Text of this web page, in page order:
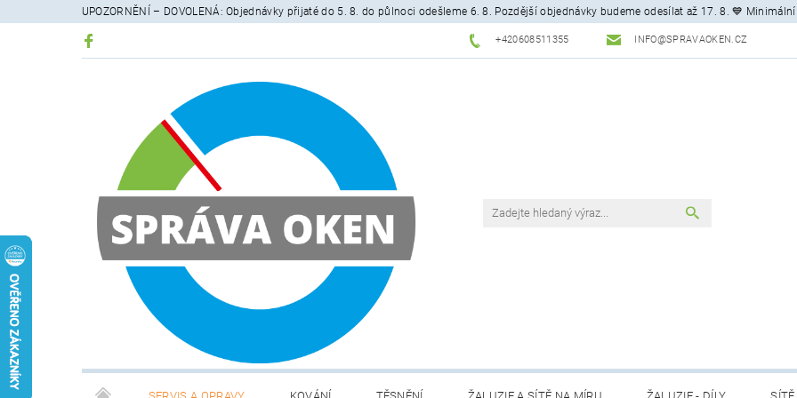
UPOZORNĚNÍ – DOVOLENÁ: Objednávky přijaté do 5. 8. do půlnoci odešleme 6. 8. Pozdější objednávky budeme odesílat až 17. 8. 💙
+420608511355 INFO@SPRAVAOKEN.CZ